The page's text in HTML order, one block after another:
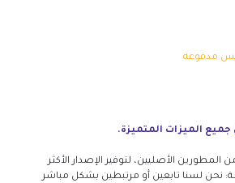
مدفوعه
المطورين الأصليين، لتوفير الإصدار الأكثر
نحن لسنا تابعين أو مرتبطين بشكل مباشر